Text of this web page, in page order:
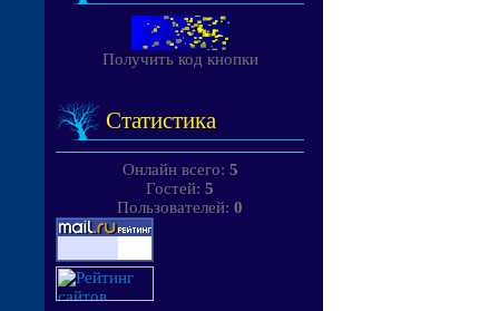
Получить код кнопки
Статистика
Онлайн всего: 5
Гостей: 5
Пользователей: 0